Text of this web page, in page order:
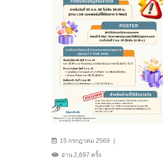
15 กรกฎาคม 2569
อ่าน 2,697 ครั้ง